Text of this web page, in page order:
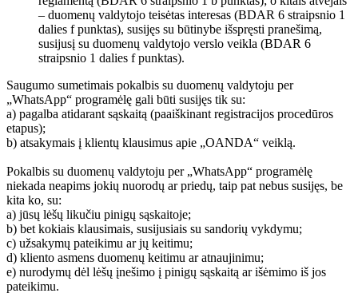
– duomenų valdytojo teisėtas interesas (BDAR 6 straipsnio 1
dalies f punktas), susijęs su būtinybe išspręsti pranešimą,
susijusį su duomenų valdytojo verslo veikla (BDAR 6
straipsnio 1 dalies f punktas).
Saugumo sumetimais pokalbis su duomenų valdytoju per
„WhatsApp“ programėlę gali būti susijęs tik su:
a) pagalba atidarant sąskaitą (paaiškinant registracijos procedūros
etapus);
b) atsakymais į klientų klausimus apie „OANDA“ veiklą.
Pokalbis su duomenų valdytoju per „WhatsApp“ programėlę
niekada neapims jokių nuorodų ar priedų, taip pat nebus susijęs, be
kita ko, su:
a) jūsų lėšų likučiu pinigų sąskaitoje;
b) bet kokiais klausimais, susijusiais su sandorių vykdymu;
c) užsakymų pateikimu ar jų keitimu;
d) kliento asmens duomenų keitimu ar atnaujinimu;
e) nurodymų dėl lėšų įnešimo į pinigų sąskaitą ar išėmimo iš jos
pateikimu.